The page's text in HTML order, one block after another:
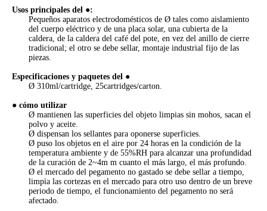
Usos principales del ●:
Pequeños aparatos electrodomésticos de Ø tales como aislamiento
del cuerpo eléctrico y de una placa solar, una cubierta de la
caldera, de la caldera del café del pote, en vez del anillo de cierre
tradicional; el otro se debe sellar, montaje industrial fijo de las
piezas.
Especificaciones y paquetes del ●
Ø 310ml/cartridge, 25cartridges/carton.
● cómo utilizar
Ø mantienen las superficies del objeto limpias sin mohos, sacan el
polvo y aceite.
Ø dispensan los sellantes para oponerse superficies.
Ø puso los objetos en el aire por 24 horas en la condición de la
temperatura ambiente y de 55%RH para alcanzar una profundidad
de la curación de 2~4m m cuanto el más largo, el más profundo.
Ø el mercado del pegamento no gastado se debe sellar a tiempo,
limpia las cortezas en el mercado para otro uso dentro de un breve
periodo de tiempo, el funcionamiento del pegamento no será
afectado.